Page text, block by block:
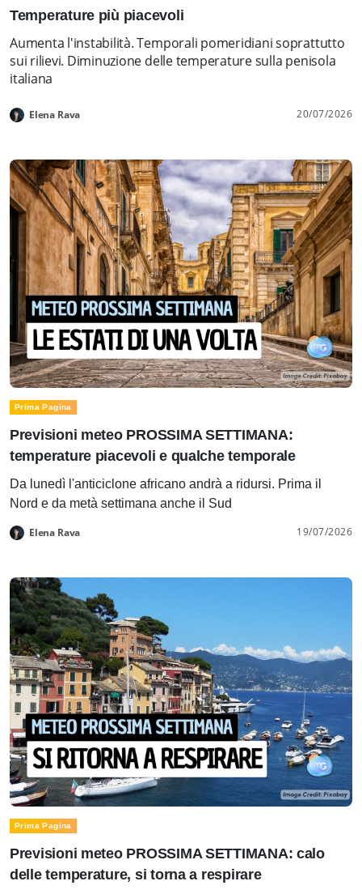
Temperature più piacevoli
Aumenta l'instabilità. Temporali pomeridiani soprattutto
sui rilievi. Diminuzione delle temperature sulla penisola
italiana
Elena Rava 20/07/2026
Prima Pagina
Previsioni meteo PROSSIMA SETTIMANA:
temperature piacevoli e qualche temporale
Da lunedì l'anticiclone africano andrà a ridursi. Prima il
Nord e da metà settimana anche il Sud
Elena Rava 19/07/2026
Prima Pagina
Previsioni meteo PROSSIMA SETTIMANA: calo
delle temperature, si torna a respirare